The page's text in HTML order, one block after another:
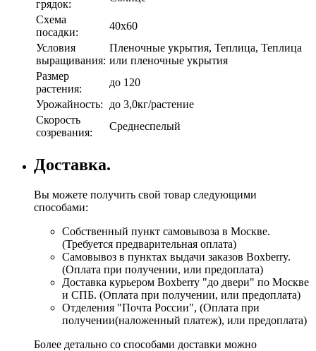
грядок:
Схема
посадки:
40х60
Условия
выращивания:
Пленочные укрытия, Теплица, Теплица
или пленочные укрытия
Размер
растения:
до 120
Урожайность:
до 3,0кг/растение
Скорость
созревания:
Среднеспелый
Доставка.
Вы можете получить свой товар следующими
способами:
Собственный пункт самовывоза в Москве.
(Требуется предварительная оплата)
Самовывоз в пунктах выдачи заказов Boxberry.
(Оплата при получении, или предоплата)
Доставка курьером Boxberry "до двери" по Москве
и СПБ. (Оплата при получении, или предоплата)
Отделения "Почта России", (Оплата при
получении(наложенный платеж), или предоплата)
Более детально со способами доставки можно